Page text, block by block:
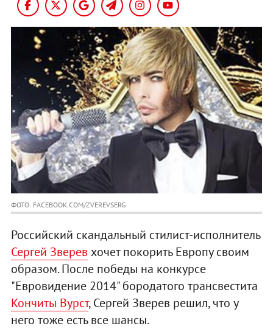
ФОТО: FACEBOOK.COM/ZVEREVSERG
Российский скандальный стилист-исполнитель
Сергей Зверев хочет покорить Европу своим
образом. После победы на конкурсе
"Евровидение 2014" бородатого трансвестита
Кончиты Вурст, Сергей Зверев решил, что у
него тоже есть все шансы.